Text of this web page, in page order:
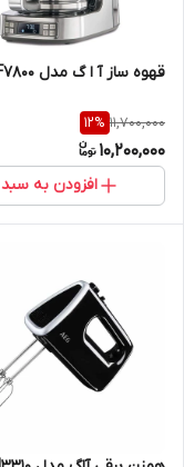
قهوه ساز آ ا گ مدل KF7800
11,700,000
12%
10,200,000
افزودن به سبد